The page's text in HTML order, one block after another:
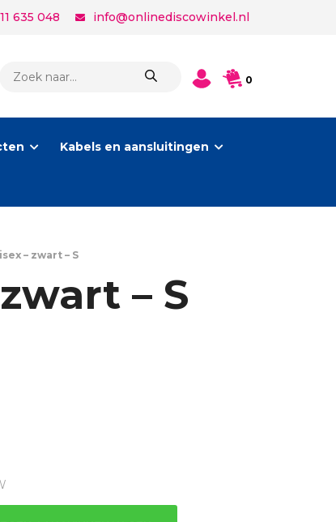
635 048 info@onlinediscowinkel.nl
ZOEKEN
0
Kabels en aansluitingen
– zwart – S
– S